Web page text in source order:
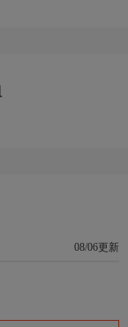
08/06更新